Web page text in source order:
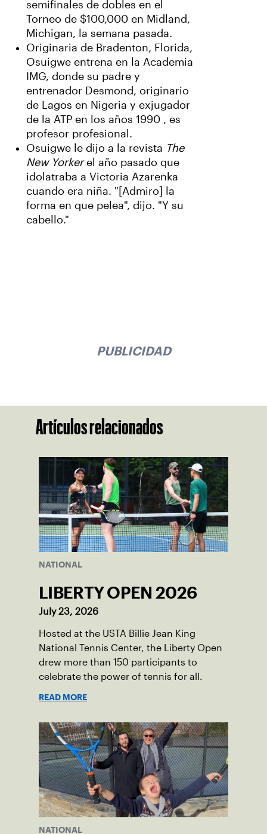
semifinales de dobles en el
Torneo de $100,000 en Midland,
Michigan, la semana pasada.
Originaria de Bradenton, Florida,
Osuigwe entrena en la Academia
IMG, donde su padre y
entrenador Desmond, originario
de Lagos en Nigeria y exjugador
de la ATP en los años 1990 , es
profesor profesional.
Osuigwe le dijo a la revista The
New Yorkerel año pasado que
idolatraba a Victoria Azarenka
cuando era niña. "[Admiro] la
forma en que pelea", dijo. "Y su
cabello."
PUBLICIDAD
Artículos relacionados
NATIONAL
LIBERTY OPEN 2026
July 23, 2026
Hosted at the USTA Billie Jean King
National Tennis Center, the Liberty Open
drew more than 150 participants to
celebrate the power of tennis for all.
READ MORE
NATIONAL